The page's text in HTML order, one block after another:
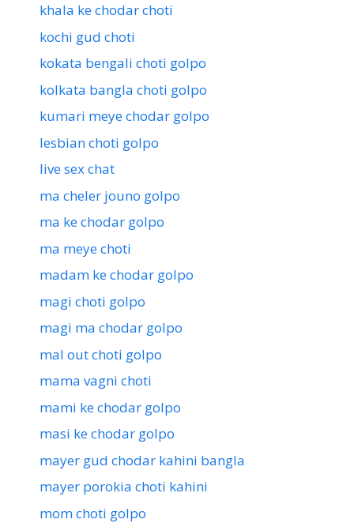
khala ke chodar choti
kochi gud choti
kokata bengali choti golpo
kolkata bangla choti golpo
kumari meye chodar golpo
lesbian choti golpo
live sex chat
ma cheler jouno golpo
ma ke chodar golpo
ma meye choti
madam ke chodar golpo
magi choti golpo
magi ma chodar golpo
mal out choti golpo
mama vagni choti
mami ke chodar golpo
masi ke chodar golpo
mayer gud chodar kahini bangla
mayer porokia choti kahini
mom choti golpo